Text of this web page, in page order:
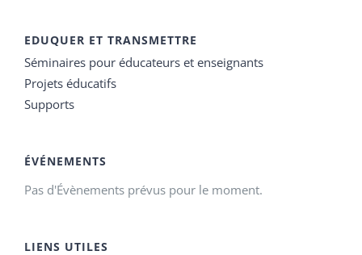
EDUQUER ET TRANSMETTRE
Séminaires pour éducateurs et enseignants
Projets éducatifs
Supports
ÉVÉNEMENTS
Pas d'Évènements prévus pour le moment.
LIENS UTILES